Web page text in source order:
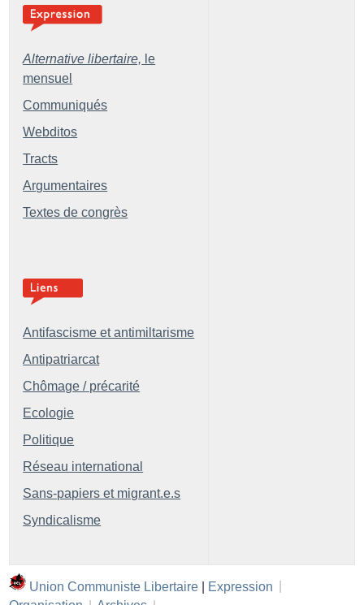
Alternative libertaire, le
mensuel
Communiqués
Webditos
Tracts
Argumentaires
Textes de congrès
Antifascisme et antimiltarisme
Antipatriarcat
Chômage / précarité
Ecologie
Politique
Réseau international
Sans-papiers et migrant.e.s
Syndicalisme
Union Communiste Libertaire | Expression